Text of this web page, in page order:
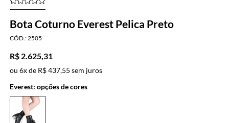
Bota Coturno Everest Pelica Preto
2505
R$ 2.625,31
ou6xde R$ 437,55 sem juros
Everest: opções de cores